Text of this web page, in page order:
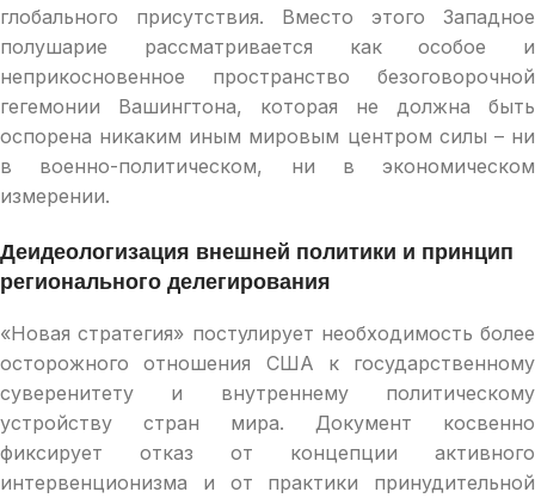
глобального присутствия. Вместо этого Западное
полушарие рассматривается как особое и
неприкосновенное пространство безоговорочной
гегемонии Вашингтона, которая не должна быть
оспорена никаким иным мировым центром силы – ни
в военно-политическом, ни в экономическом
измерении.
Деидеологизация внешней политики и принцип
регионального делегирования
«Новая стратегия» постулирует необходимость более
осторожного отношения США к государственному
суверенитету и внутреннему политическому
устройству стран мира. Документ косвенно
фиксирует отказ от концепции активного
интервенционизма и от практики принудительной